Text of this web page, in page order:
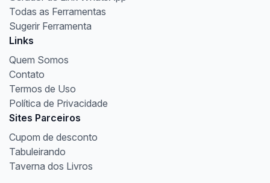
Todas as Ferramentas
Sugerir Ferramenta
Links
Quem Somos
Contato
Termos de Uso
Política de Privacidade
Sites Parceiros
Cupom de desconto
Tabuleirando
Taverna dos Livros